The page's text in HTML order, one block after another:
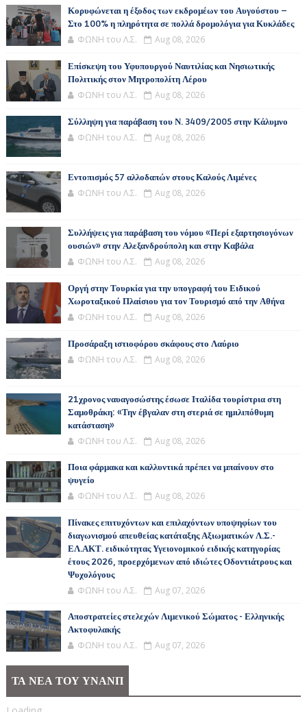
Κορυφώνεται η έξοδος των εκδρομέων του Αυγούστου –
Στο 100% η πληρότητα σε πολλά δρομολόγια για Κυκλάδες
ΦΩΝΗ του Λ.Σ. Aug 08, 2026
Επίσκεψη του Υφυπουργού Ναυτιλίας και Νησιωτικής
Πολιτικής στον Μητροπολίτη Λέρου
ΦΩΝΗ του Λ.Σ. Aug 08, 2026
Σύλληψη για παράβαση του Ν. 3409/2005 στην Κάλυμνο
ΦΩΝΗ του Λ.Σ. Aug 08, 2026
Εντοπισμός 57 αλλοδαπών στους Καλούς Λιμένες
ΦΩΝΗ του Λ.Σ. Aug 08, 2026
Συλλήψεις για παράβαση του νόμου «Περί εξαρτησιογόνων
ουσιών» στην Αλεξανδρούπολη και στην Καβάλα
ΦΩΝΗ του Λ.Σ. Aug 08, 2026
Οργή στην Τουρκία για την υπογραφή του Ειδικού
Χωροταξικού Πλαίσιου για τον Τουρισμό από την Αθήνα
ΦΩΝΗ του Λ.Σ. Aug 08, 2026
Προσάραξη ιστιοφόρου σκάφους στο Λαύριο
ΦΩΝΗ του Λ.Σ. Aug 08, 2026
21χρονος ναυαγοσώστης έσωσε Ιταλίδα τουρίστρια στη
Σαμοθράκη: «Την έβγαλαν στη στεριά σε ημιλιπόθυμη
κατάσταση»
ΦΩΝΗ του Λ.Σ. Aug 08, 2026
Ποια φάρμακα και καλλυντικά πρέπει να μπαίνουν στο
ψυγείο
ΦΩΝΗ του Λ.Σ. Aug 08, 2026
Πίνακες επιτυχόντων και επιλαχόντων υποψηφίων του
διαγωνισμού απευθείας κατάταξης Αξιωματικών Λ.Σ.-
ΕΛ.ΑΚΤ. ειδικότητας Υγειονομικού ειδικής κατηγορίας
έτους 2026, προερχόμενων από ιδιώτες Οδοντιάτρους και
Ψυχολόγους
ΦΩΝΗ του Λ.Σ. Aug 07, 2026
Αποστρατείες στελεχών Λιμενικού Σώματος - Ελληνικής
Ακτοφυλακής
ΦΩΝΗ του Λ.Σ. Aug 07, 2026
ΤΑ ΝΕΑ ΤΟΥ ΥΝΑΝΠ